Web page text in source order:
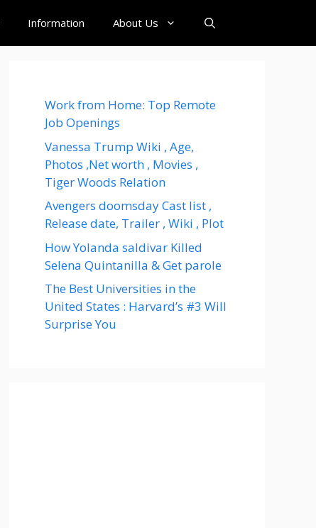
Information About Us
Work from Home: Top Remote
Job Openings
Vanessa Trump Wiki , Age,
Photos ,Net worth , Movies ,
Tiger Woods Relation
Avengers doomsday Cast list ,
Release date, Trailer , Wiki , Plot
How Yolanda saldivar Killed
Selena Quintanilla & Get parole
The Best Universities in the
United States : Harvard’s #3 Will
Surprise You